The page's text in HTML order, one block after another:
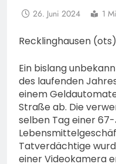
26. Juni 2024 1
Recklinghausen
Ein bislang
des laufenden
einem
Straße ab. Die
selben Tag einer
Tatverdächtige
einer Videokamera